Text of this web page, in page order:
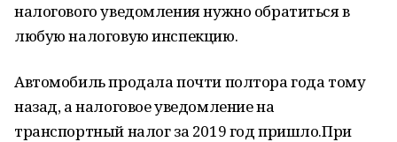
налогового уведомления нужно обратиться в
любую налоговую инспекцию.
Автомобиль продала почти полтора года тому
назад, а налоговое уведомление на
транспортный налог за 2019 год пришло.При